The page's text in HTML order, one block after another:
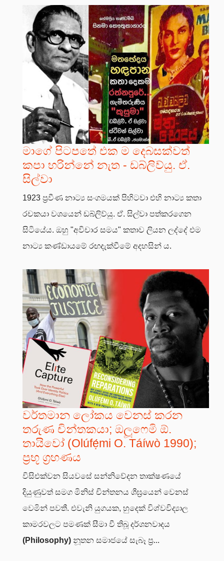
මාගේ පිටපතේ එක ම දෙබසක්වත්
කපා හරින්නේ නැත - ඩබ්ලිව්යු. ඒ.
සිල්වා
1923 ප්‍රවීණ නාට්‍ය සංගමයක් පිහිටවා එහි නාට්‍ය කතා
රචකයා වශයෙන් ඩබ්ලිව්යු. ඒ. සිල්වා පත්කරගෙන
සිටියේය. ඔහු "අවිචාර සමය" කතාව ලියන ලද්දේ එම
නාට්‍ය කණ්ඩායමේ රඟදැක්වීමේ අදහසින් ය.
වර්තමාන ලෝකය වෙනස් කරන
තරුණ චින්තකයා; ඔලූෆෙමි ඕ.
තායිවෝ (Olúfẹ́mi O. Táíwò 1990);
ප්‍රභූ ග්‍රහණය
විසිඑක්වන සියවසේ සන්නිවේදන තාක්ෂණයේ
දියුණුවත් සමග මිනිස් චින්තනය ශීඝ්‍රයෙන් වෙනස්
වෙමින් පවතී. එවැනි යුගයක, හුදෙක් විශ්වවිද්‍යාල
කාමරවලට පමණක් සීමා වී තිබූ දර්ශනවාදය
(Philosophy) නූතන සමාජයේ සැබෑ ප්‍ර...